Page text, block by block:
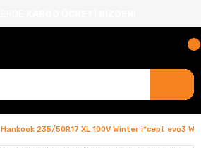
Hankook 235/50R17 XL 100V Winter i*cept evo3